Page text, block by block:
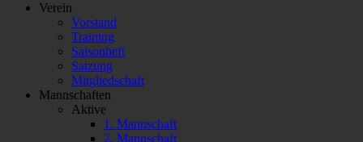
Verein
Vorstand
Training
Saisonheft
Satzung
Mitgliedschaft
Mannschaften
Aktive
1. Mannschaft
2. Mannschaft